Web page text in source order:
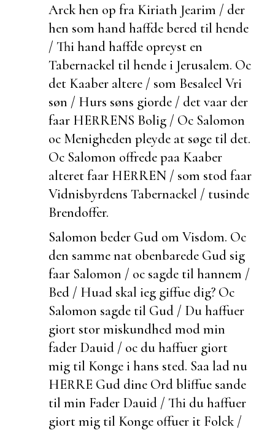
Arck hen op fra Kiriath Jearim / der
hen som hand haffdebered til hende
/ Thi hand haffde opreyst en
Tabernackel til hende i Jerusalem. Oc
det Kaaber altere / som Besaleel Vri
søn / Hurs søns giorde / det vaar der
faar HERRENS Bolig / Oc Salomon
oc Menigheden pleyde at søge til det.
Oc Salomon offrede paa Kaaber
alteret faar HERREN / som stod faar
Vidnisbyrdens Tabernackel / tusinde
Brendoffer.
Salomon beder Gud om Visdom. Oc
den samme nat obenbarede Gud sig
faar Salomon / oc sagde til hannem /
Bed / Huad skal ieg giffue dig? Oc
Salomon sagde til Gud / Du haffuer
giort stor miskundhed mod min
fader Dauid / oc du haffuer giort
mig til Konge i hans sted. Saa lad nu
HERRE Gud dine Ord bliffue sande
til min Fader Dauid / Thi du haffuer
giort mig til Konge offuer it Folck /